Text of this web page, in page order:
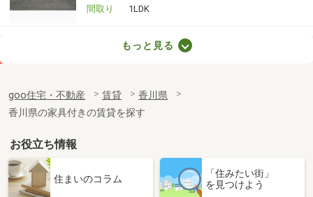
間取り
1LDK
専有面積
19.87m²
間取り
1K
香川県高松市伏石町
価 格
4.20万円
香川県高松市伏石町
もっと見る
goo住宅・不動産 賃貸
香川県
香川県の家具付きの賃貸を探す
お役立ち情報
住まいのコラム
「住みたい街」
を見つけよう